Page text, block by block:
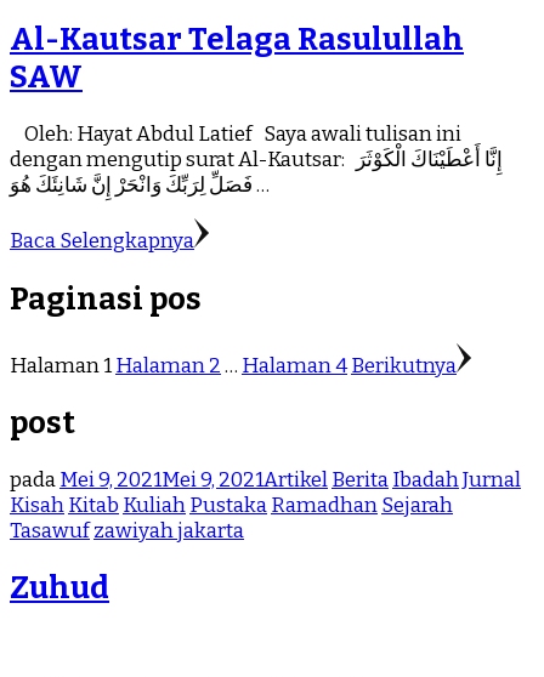
Al-Kautsar Telaga Rasulullah
SAW
Oleh: Hayat Abdul Latief Saya awali tulisan ini
dengan mengutip surat Al-Kautsar: إِنَّا أَعْطَيْنَاكَ الْكَوْثَرَ
فَصَلِّ لِرَبِّكَ وَانْحَرْ إِنَّ شَانِئَكَ هُوَ …
Baca Selengkapnya
Paginasi pos
Halaman1Halaman2… Halaman4Berikutnya
post
padaMei 9, 2021Mei 9, 2021ArtikelBeritaIbadahJurnal
KisahKitab KuliahPustakaRamadhanSejarah
Tasawufzawiyah jakarta
Zuhud